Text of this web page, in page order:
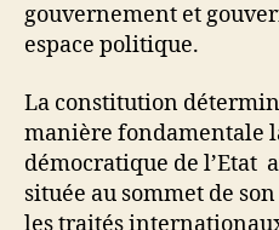
gouvernement et
espace politique.
La constitution
manière fondamentale
démocratique de l’Etat
située au sommet de
les traités